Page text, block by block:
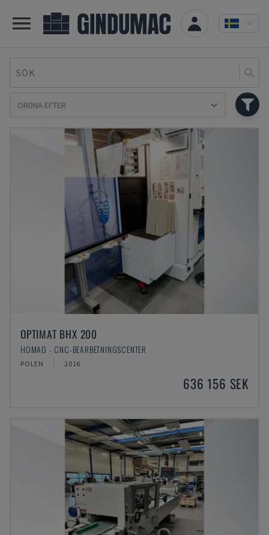
SÖK
OPTIMAT BHX 200
HOMAG - CNC-BEARBETNINGSCENTER
POLEN 2016
636 156 SEK